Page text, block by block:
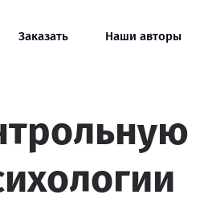
Заказать Наши авторы